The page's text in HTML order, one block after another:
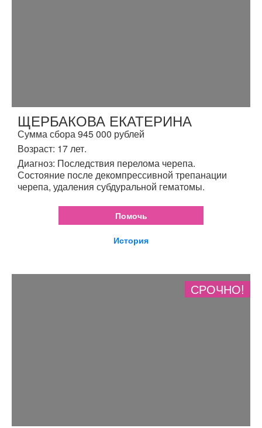
ЩЕРБАКОВА ЕКАТЕРИНА
Сумма сбора 945 000 рублей
Возраст: 17 лет.
Диагноз: Последствия перелома черепа.
Состояние после декомпрессивной трепанации
черепа, удаления субдуральной гематомы.
Помочь
История
СРОЧНО!